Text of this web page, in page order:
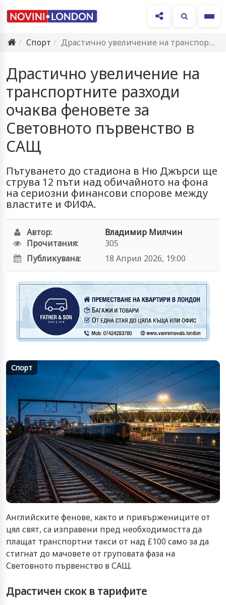
Спорт
Драстично увеличение на транспортните разходи очаква феновете за Световното първенство…
Драстично увеличение на
транспортните разходи
очаква феновете за
Световното първенство в
САЩ
Пътуването до стадиона в Ню Джърси ще
струва 12 пъти над обичайното на фона
на сериозни финансови спорове между
властите и ФИФА.
Автор:
Владимир Милчин
Прочитания:
305
Публикувана:
18 Април 2026, 19:00
Спорт
Английските фенове, както и привържениците от
цял свят, са изправени пред необходимостта да
плащат транспортни такси от над £100 само за да
стигнат до мачовете от груповата фаза на
Световното първенство в САЩ.
Драстичен скок в тарифите